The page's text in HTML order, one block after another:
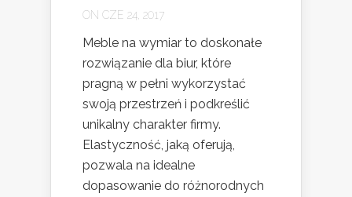
ON CZE 24, 2017
Meble na wymiar to doskonałe
rozwiązanie dla biur, które
pragną w pełni wykorzystać
swoją przestrzeń i podkreślić
unikalny charakter firmy.
Elastyczność, jaką oferują,
pozwala na idealne
dopasowanie do różnorodnych